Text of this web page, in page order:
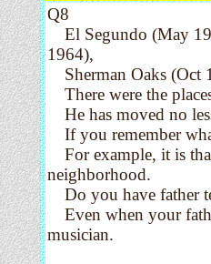
Q8
El Segundo (May
1964),
Sherman Oaks (Oct
There were the
He has moved no
If you remember
For example, it is
neighborhood.
Do you have father
Even when your
musician.